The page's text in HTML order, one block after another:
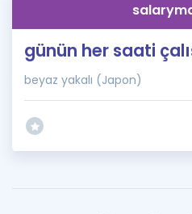
İngilizce Gramer
günün her saati
beyaz yakalı (Japon)